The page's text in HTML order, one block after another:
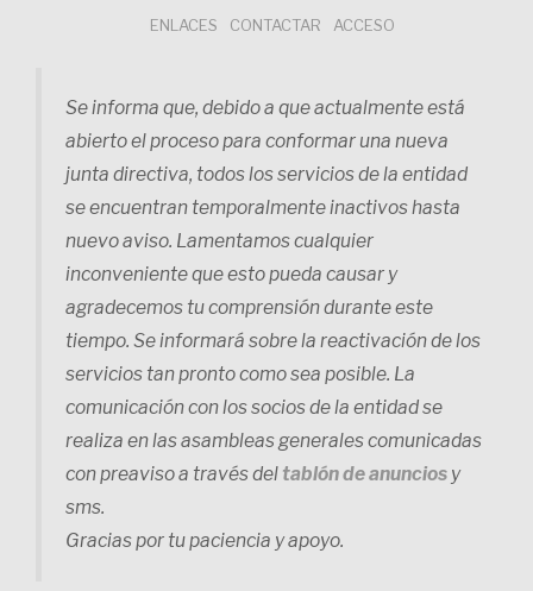
ENLACES CONTACTAR ACCESO
Se informa que, debido a que actualmente está
abierto el proceso para conformar una nueva
junta directiva, todos los servicios de la entidad
se encuentran temporalmente inactivos hasta
nuevo aviso. Lamentamos cualquier
inconveniente que esto pueda causar y
agradecemos tu comprensión durante este
tiempo. Se informará sobre la reactivación de los
servicios tan pronto como sea posible. La
comunicación con los socios de la entidad se
realiza en las asambleas generales comunicadas
con preaviso a través del tablón de anuncios y
sms.
Gracias por tu paciencia y apoyo.